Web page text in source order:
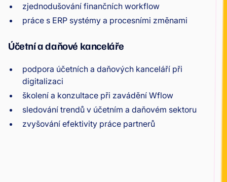
zjednodušování finančních workflow
práce s ERP systémy a procesními změnami
Účetní a daňové kanceláře
podpora účetních a daňových kanceláří při
digitalizaci
školení a konzultace při zavádění Wflow
sledování trendů v účetním a daňovém sektoru
zvyšování efektivity práce partnerů